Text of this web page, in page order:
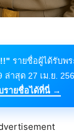
รายชื่อผู้ได้รับพ
ล่าสุด 27 เม.ย.
รายชื่อได้ที่นี่ →